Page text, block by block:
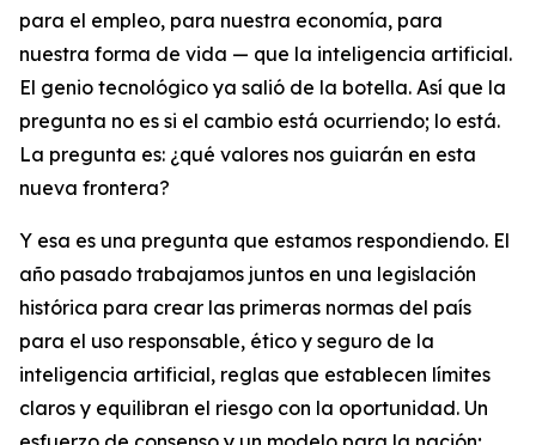
para el empleo, para nuestra economía, para
nuestra forma de vida — que la inteligencia artificial.
El genio tecnológico ya salió de la botella. Así que la
pregunta no es si el cambio está ocurriendo; lo está.
La pregunta es: ¿qué valores nos guiarán en esta
nueva frontera?
Y esa es una pregunta que estamos respondiendo. El
año pasado trabajamos juntos en una legislación
histórica para crear las primeras normas del país
para el uso responsable, ético y seguro de la
inteligencia artificial, reglas que establecen límites
claros y equilibran el riesgo con la oportunidad. Un